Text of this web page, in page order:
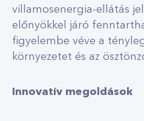
villamosenergia-ellátás
előnyökkel járó
figyelembe véve a
környezetet és az
Innovatív megoldások